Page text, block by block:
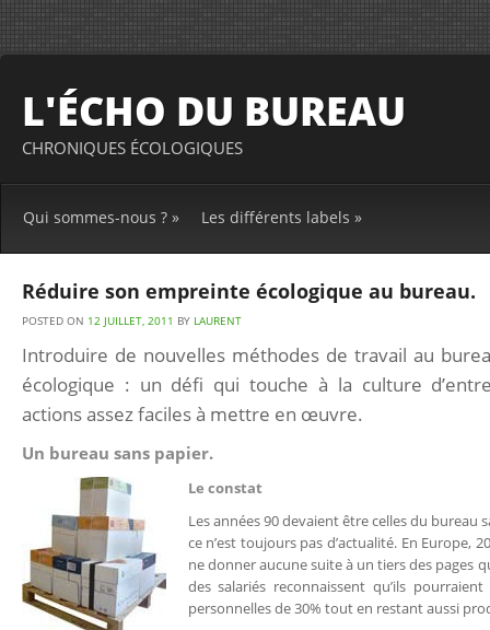
L'ÉCHO DU BUREAU
CHRONIQUES ÉCOLOGIQUES
Qui sommes-nous ? » Les différents labels »
Réduire son empreinte écologique au bureau.
POSTED ON 12 JUILLET, 2011 BY LAURENT
Introduire de nouvelles méthodes de travail au
écologique : un défi qui touche à la culture
actions assez faciles à mettre en œuvre.
Un bureau sans papier.
Le constat
Les années 90 devaient être celles du bureau
ce n’est toujours pas d’actualité. En Europe,
ne donner aucune suite à un tiers des pages
des salariés reconnaissent qu’ils
personnelles de 30% tout en restant aussi